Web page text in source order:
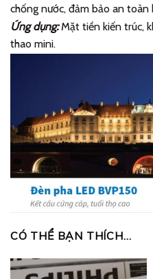
chống nước, đảm bảo an
Ứng dụng:Mặt tiền kiến trúc,
thao mini.
CÓ THỂ BẠN THÍCH…